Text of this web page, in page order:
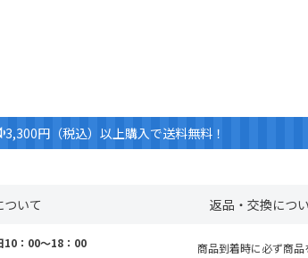
3,300円（税込）以上購入で送料無料！
ついて
：00～18：00
返品・交換につ
商品到着時に必ず商品